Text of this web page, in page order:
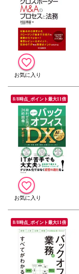
8/8時点_ポイント最大11倍
8/8時点_ポイント最大11倍